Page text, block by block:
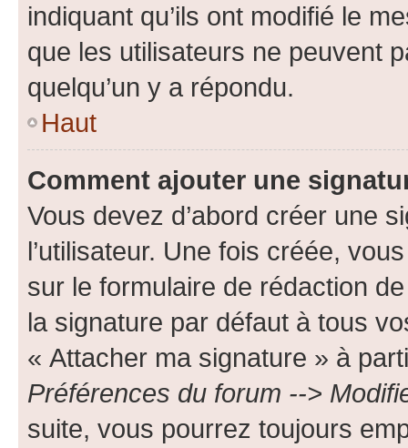
indiquant qu’ils ont modifié le
que les utilisateurs ne peuvent
quelqu’un y a répondu.
Haut
Comment ajouter une
Vous devez d’abord créer une
l’utilisateur. Une fois créée,
sur le formulaire de rédaction
la signature par défaut à tous
« Attacher ma signature » à
Préférences du forum -->
suite, vous pourrez toujours